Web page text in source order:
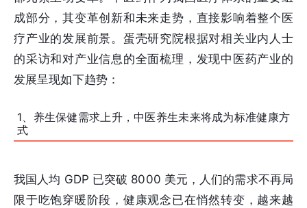
成部分，其变革创新和未来走势，直接影响着整个医
疗产业的发展前景。蛋壳研究院根据对相关业内人士
的采访和对产业信息的全面梳理，发现中医药产业的
发展呈现如下趋势：
1、养生保健需求上升，中医养生未来将成为标准健康方
式
我国人均 GDP 已突破 8000 美元，人们的需求不再局
限于吃饱穿暖阶段，健康观念已在悄然转变，越来越